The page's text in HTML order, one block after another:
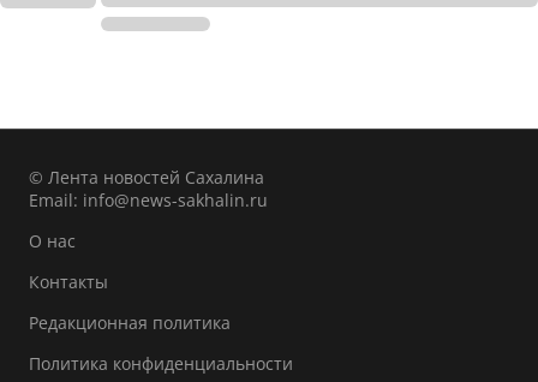
© Лента новостей Сахалина
Email: info@news-sakhalin.ru
О нас
Контакты
Редакционная политика
Политика конфиденциальности